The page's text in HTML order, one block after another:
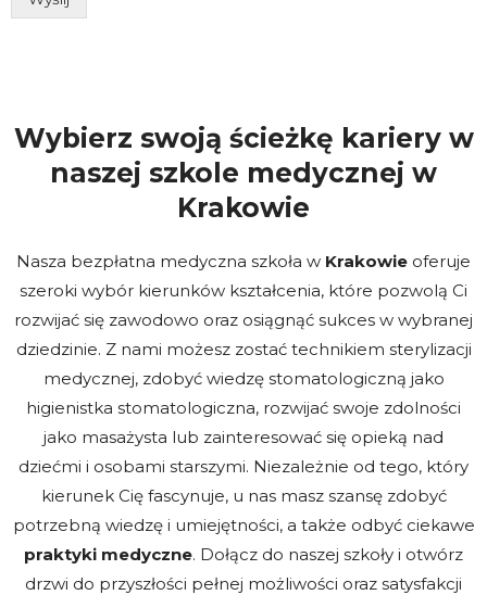
Wybierz swoją ścieżkę kariery w
naszej szkole medycznej w
Krakowie
Nasza bezpłatna medyczna szkoła w Krakowie oferuje
szeroki wybór kierunków kształcenia, które pozwolą Ci
rozwijać się zawodowo oraz osiągnąć sukces w wybranej
dziedzinie. Z nami możesz zostać technikiem sterylizacji
medycznej, zdobyć wiedzę stomatologiczną jako
higienistka stomatologiczna, rozwijać swoje zdolności
jako masażysta lub zainteresować się opieką nad
dziećmi i osobami starszymi. Niezależnie od tego, który
kierunek Cię fascynuje, u nas masz szansę zdobyć
potrzebną wiedzę i umiejętności, a także odbyć ciekawe
praktyki medyczne. Dołącz do naszej szkoły i otwórz
drzwi do przyszłości pełnej możliwości oraz satysfakcji